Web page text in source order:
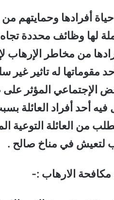
أفرادها وحمايتهم من
لها وظائف محددة تجاه
من مخاطر الإرهاب
مقوماتها له تاثير غير
الإجتماعي المؤثر
فيه أحد أفراد العائلة
من العائلة التوعية
لتعيش في مناخ صالح .